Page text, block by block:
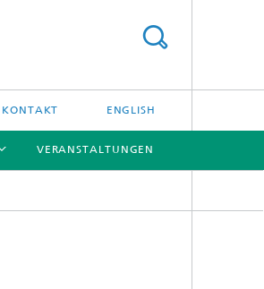
KONTAKT ENGLISH
VERANSTALTUNGEN